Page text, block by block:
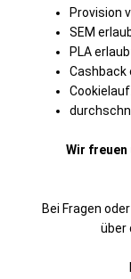
Provision
SEM
PLA
Cashback
Wir
Bei Fragen
über